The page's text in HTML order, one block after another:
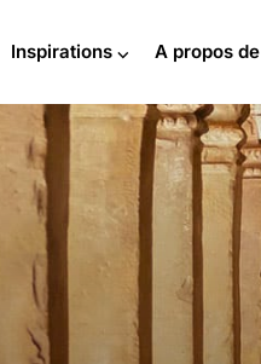
Inspirations ⌵ A propos